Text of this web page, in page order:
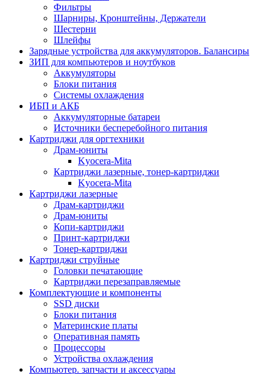
Фильтры
Шарниры, Кронштейны, Держатели
Шестерни
Шлейфы
Зарядные устройства для аккумуляторов. Балансиры
ЗИП для компьютеров и ноутбуков
Аккумуляторы
Блоки питания
Системы охлаждения
ИБП и АКБ
Аккумуляторные батареи
Источники бесперебойного питания
Картриджи для оргтехники
Драм-юниты
Kyocera-Mita
Картриджи лазерные, тонер-картриджи
Kyocera-Mita
Картриджи лазерные
Драм-картриджи
Драм-юниты
Копи-картриджи
Принт-картриджи
Тонер-картриджи
Картриджи струйные
Головки печатающие
Картриджи перезаправляемые
Комплектующие и компоненты
SSD диски
Блоки питания
Материнские платы
Оперативная память
Процессоры
Устройства охлаждения
Компьютер. запчасти и аксессуары